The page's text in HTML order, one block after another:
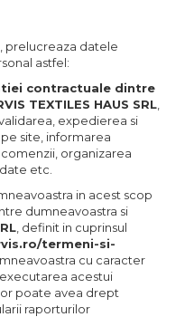
prelucreaza datele
astfel:
contractuale dintre
TEXTILES HAUS SRL
expedierea si
site, informarea
organizarea
etc.
in acest scop
dumneavoastra si
, definit in cuprinsul
termeni-si-
cu caracter
acestui
poate avea drept
raporturilor